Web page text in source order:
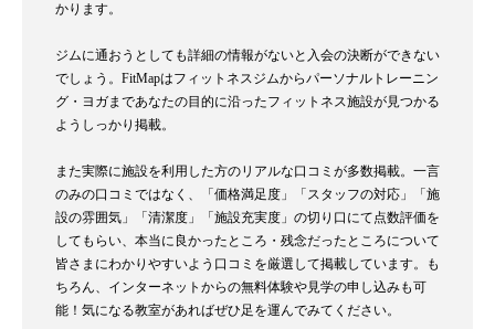
かります。
ジムに通おうとしても詳細の情報がないと入会の決断ができない
でしょう。FitMapはフィットネスジムからパーソナルトレーニン
グ・ヨガまであなたの目的に沿ったフィットネス施設が見つかる
ようしっかり掲載。
また実際に施設を利用した方のリアルな口コミが多数掲載。一言
のみの口コミではなく、「価格満足度」「スタッフの対応」「施
設の雰囲気」「清潔度」「施設充実度」の切り口にて点数評価を
してもらい、本当に良かったところ・残念だったところについて
皆さまにわかりやすいよう口コミを厳選して掲載しています。も
ちろん、インターネットからの無料体験や見学の申し込みも可
能！気になる教室があればぜひ足を運んでみてください。